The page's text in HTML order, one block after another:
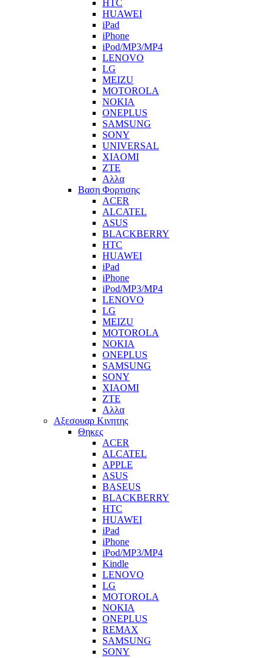
HTC
HUAWEI
iPad
iPhone
iPod/MP3/MP4
LENOVO
LG
MEIZU
MOTOROLA
NOKIA
ONEPLUS
SAMSUNG
SONY
UNIVERSAL
XIAOMI
ZTE
Αλλα
Βαση Φορτισης
ACER
ALCATEL
ASUS
BLACKBERRY
HTC
HUAWEI
iPad
iPhone
iPod/MP3/MP4
LENOVO
LG
MEIZU
MOTOROLA
NOKIA
ONEPLUS
SAMSUNG
SONY
XIAOMI
ZTE
Αλλα
Αξεσουαρ Κινητης
Θηκες
ACER
ALCATEL
APPLE
ASUS
BASEUS
BLACKBERRY
HTC
HUAWEI
iPad
iPhone
iPod/MP3/MP4
Kindle
LENOVO
LG
MOTOROLA
NOKIA
ONEPLUS
REMAX
SAMSUNG
SONY